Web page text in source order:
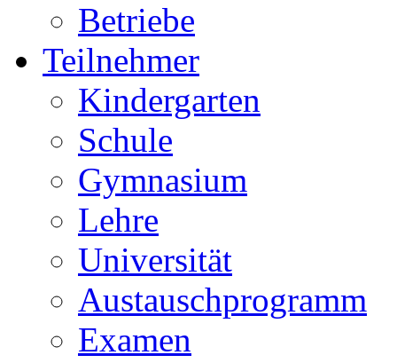
Betriebe
Teilnehmer
Kindergarten
Schule
Gymnasium
Lehre
Universität
Austauschprogramm
Examen